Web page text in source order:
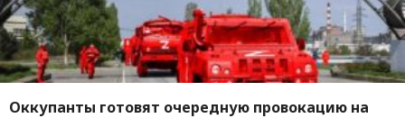
Оккупанты готовят очередную провокацию на